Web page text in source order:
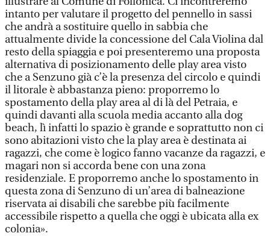
intanto per valutare il progetto del pennello in sassi
che andrà a sostituire quello in sabbia che
attualmente divide la concessione del Cala Violina dal
resto della spiaggia e poi presenteremo una proposta
alternativa di posizionamento delle play area visto
che a Senzuno già c’è la presenza del circolo e quindi
il litorale è abbastanza pieno: proporremo lo
spostamento della play area al di là del Petraia, e
quindi davanti alla scuola media accanto alla dog
beach, lì infatti lo spazio è grande e soprattutto non ci
sono abitazioni visto che la play area è destinata ai
ragazzi, che come è logico fanno vacanze da ragazzi, e
magari non si accorda bene con una zona
residenziale. E proporremo anche lo spostamento in
questa zona di Senzuno di un’area di balneazione
riservata ai disabili che sarebbe più facilmente
accessibile rispetto a quella che oggi è ubicata alla ex
colonia».